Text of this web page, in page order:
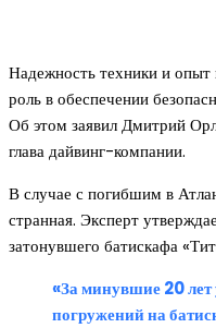
Надежность техники и
роль в обеспечении
Об этом заявил Дмитрий
глава дайвинг-компании.
В случае с погибшим в
странная. Эксперт
затонувшего батискафа
«За минувшие 20
погружений на